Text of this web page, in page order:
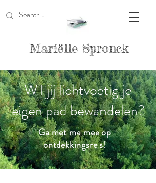
Mariëlle Spronck
Wil jij lichtvoetig je
eigen pad bewandelen?
Ga met me mee op
ontdekkingsreis!